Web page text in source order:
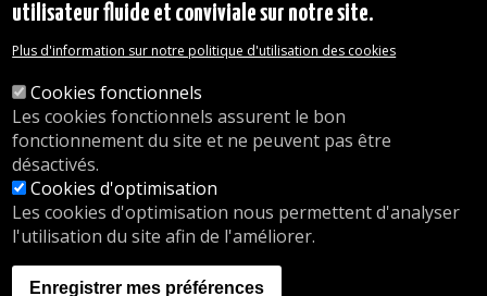
Les services de l'administration
Organigramme
© 2026 Commune d'Auderghem
Rue Emile Idiers 12 - 1160 Auderghem
Tel. : 02/676.48.11.
Nos heures d'ouverture
Inscriptions en crèche
utilisateur fluide et conviviale sur notre site.
Plus d'information sur notre politique d'utilisation des cookies
Cookies fonctionnels
Les cookies fonctionnels assurent le bon
fonctionnement du site et ne peuvent pas être
désactivés.
Cookies d'optimisation
Les cookies d'optimisation nous permettent d'analyser
l'utilisation du site afin de l'améliorer.
Enregistrer mes préférences